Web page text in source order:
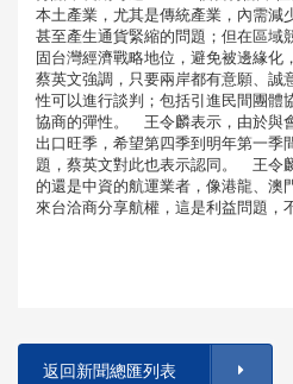
本土產業，尤其是傳統產業，內需減
甚至產生通貨緊縮的問題；但在區域
固台灣經濟戰略地位，避免被邊緣
蔡英文強調，只要兩岸都有意願、誠
性可以進行談判；包括引進民間團體
協商的彈性。 王令麟表示，由於與
出口旺季，希望第四季到明年第一季
題，蔡英文對此也表示認同。 王令
的還是中資的航運業者，像港龍、澳
來台洽商分享航權，這是利益問題，
返回新聞總匯列表